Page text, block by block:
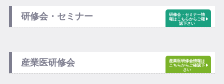
研修会・セミナー
研修会・セミナー情
報はこちらからご確
認下さい
産業医研修会
産業医研修会情報は
こちらからご確認下
さい